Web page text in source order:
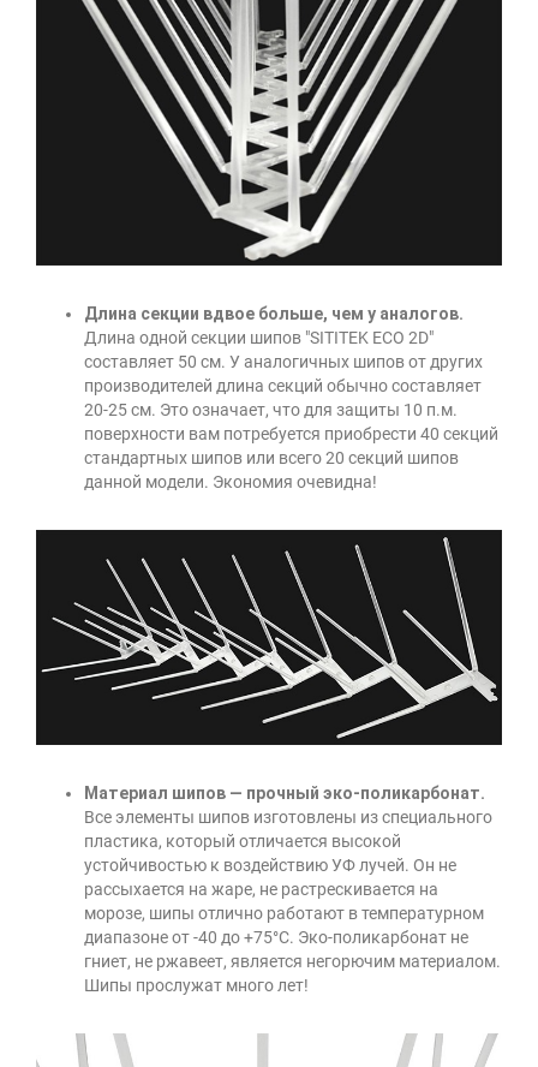
Длина секции вдвое больше, чем у аналогов.
Длина одной секции шипов "SITITEK ECO 2D"
составляет 50 см. У аналогичных шипов от других
производителей длина секций обычно составляет
20-25 см. Это означает, что для защиты 10 п.м.
поверхности вам потребуется приобрести 40 секций
стандартных шипов или всего 20 секций шипов
данной модели. Экономия очевидна!
Материал шипов — прочный эко-поликарбонат.
Все элементы шипов изготовлены из специального
пластика, который отличается высокой
устойчивостью к воздействию УФ лучей. Он не
рассыхается на жаре, не растрескивается на
морозе, шипы отлично работают в температурном
диапазоне от -40 до +75°С. Эко-поликарбонат не
гниет, не ржавеет, является негорючим материалом.
Шипы прослужат много лет!